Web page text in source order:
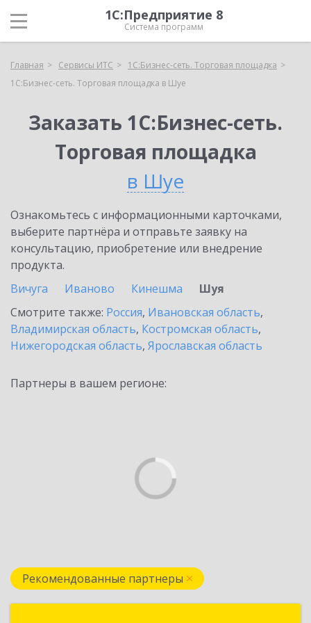
1С:Предприятие 8
Система программ
Главная Сервисы ИТС
1С:Бизнес-сеть. Торговая площадка
1С:Бизнес-сеть. Торговая площадка в Шуе
Заказать 1С:Бизнес-сеть.
Торговая площадка
в Шуе
Ознакомьтесь с информационными карточками,
выберите партнёра и отправьте заявку на
консультацию, приобретение или внедрение
продукта.
Вичуга
Иваново Кинешма
Шуя
Смотрите также: Россия, Ивановская область,
Владимирская область, Костромская область,
Нижегородская область, Ярославская область
Партнеры в вашем регионе:
Рекомендованные партнеры